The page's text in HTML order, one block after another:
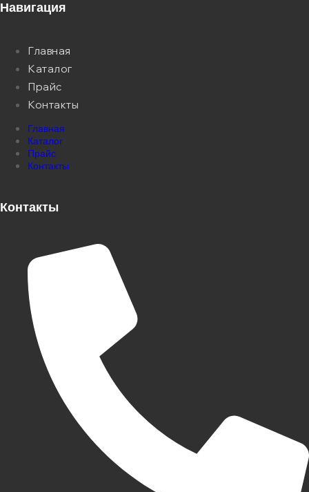
Навигация
Главная
Каталог
Прайс
Контакты
Главная
Каталог
Прайс
Контакты
Контакты